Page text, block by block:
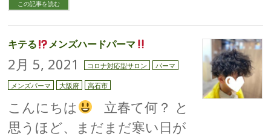
この記事を読む
キテる メンズハードパーマ
2月 5, 2021 コロナ対応型サロン パーマ
メンズパーマ 大阪府 高石市
こんにちは
立春て何？ と
思うほど、まだまだ寒い日が